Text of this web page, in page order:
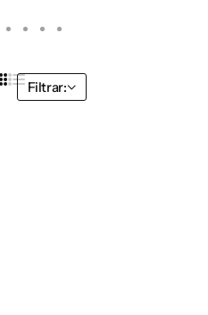
Filtrar: